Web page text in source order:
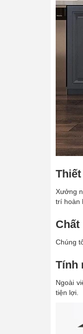
Xưởng
trí hoàn
Chúng
Tính
Ngoài
tiện lợi.